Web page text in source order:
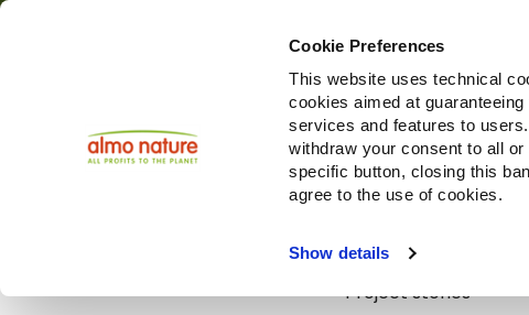
Cookie Preferences
This website uses technical
cookies aimed at
services and features to
withdraw your consent to all
specific button, closing this
agree to the use of cookies.
Show details
Products
Project stories